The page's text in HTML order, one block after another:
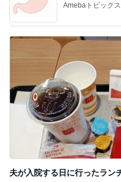
Amebaトピックス
夫が入院する日に行ったラン